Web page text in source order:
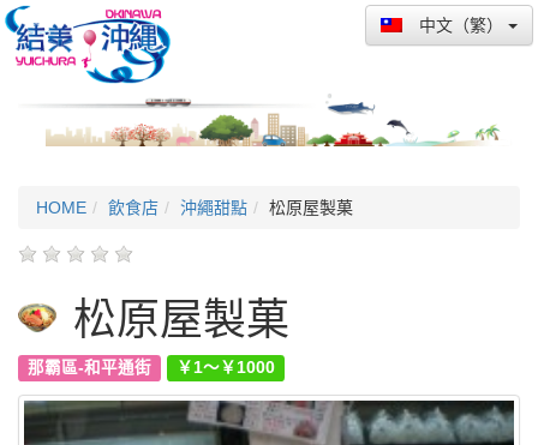
中文（繁）
HOME 飲食店 沖繩甜點 松原屋製菓
松原屋製菓
那霸區-和平通街 ￥1～￥1000